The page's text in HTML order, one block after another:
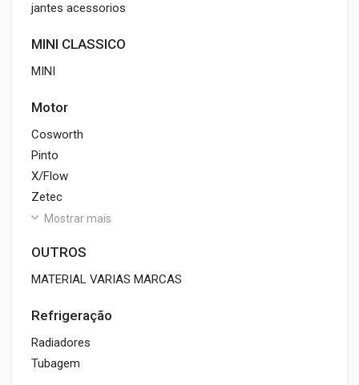
jantes acessorios
MINI CLASSICO
MINI
Motor
Cosworth
Pinto
X/Flow
Zetec
Mostrar mais
OUTROS
MATERIAL VARIAS MARCAS
Refrigeração
Radiadores
Tubagem